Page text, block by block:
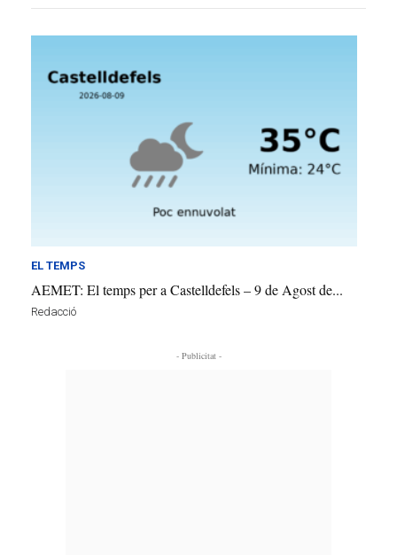
EL TEMPS
AEMET: El temps per a Castelldefels – 9 de Agost de...
Redacció
- Publicitat -